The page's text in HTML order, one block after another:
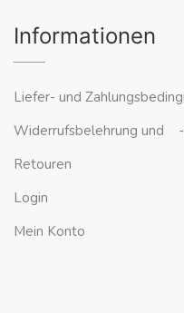
Informationen
Liefer- und
Widerrufsbelehrung und
Retouren
Login
Mein Konto